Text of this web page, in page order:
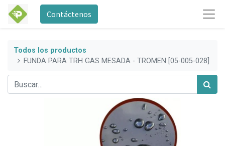
Contáctenos
Todos los productos
FUNDA PARA TRH GAS MESADA - TROMEN [05-005-028]